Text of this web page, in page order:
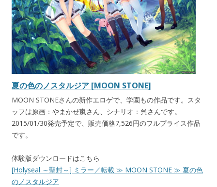
夏の色のノスタルジア [MOON STONE]
MOON STONEさんの新作エロゲで、学園もの作品です。スタ
ッフは原画：やまかぜ嵐さん、シナリオ：呉さんです。
2015/01/30発売予定で、販売価格7,526円のフルプライス作品
です。
体験版ダウンロードはこちら
[Holyseal ～聖封～] ミラー／転載 ≫ MOON STONE ≫ 夏の色
のノスタルジア